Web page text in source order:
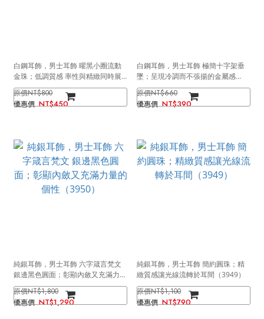
白鋼耳飾，男士耳飾 曜黑小圈流動
金珠；低調質感 率性與精緻同時展
現（4151）
NT$800
NT$450
白鋼耳飾，男士耳飾 極簡十字架垂
墜；呈現冷調而不張揚的金屬感
（4150）
NT$660
NT$390
純銀耳飾，男士耳飾 六字箴言梵文
銀邊黑色圓面；彰顯內斂又充滿力量
的個性（3950）
NT$1,800
NT$1,290
純銀耳飾，男士耳飾 簡約圓珠；精
緻質感讓光線流轉於耳間（3949）
NT$1,100
NT$790